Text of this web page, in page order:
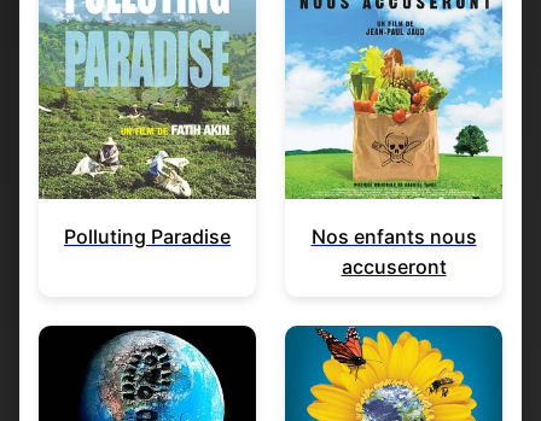
Polluting Paradise
Nos enfants nous
accuseront